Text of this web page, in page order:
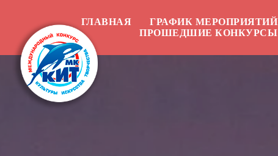
ГЛАВНАЯ ГРАФИК МЕРОПРИЯТИЙ
ПРОШЕДШИЕ КОНКУРСЫ